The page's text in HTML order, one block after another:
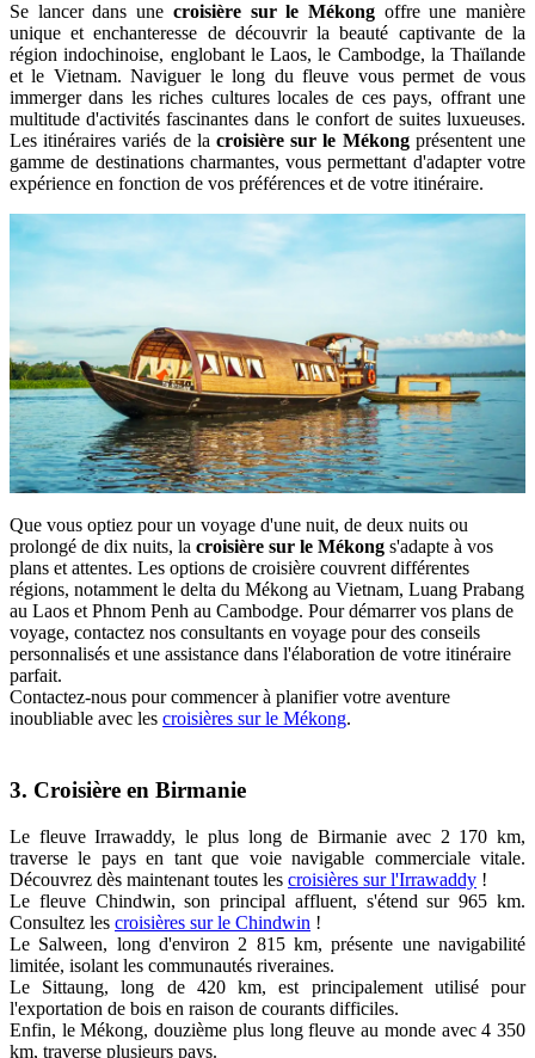
Se lancer dans une croisière sur le Mékongoffre une manière
unique et enchanteresse de découvrir la beauté captivante de la
région indochinoise, englobant le Laos, le Cambodge, la Thaïlande
et le Vietnam. Naviguer le long du fleuve vous permet de vous
immerger dans les riches cultures locales de ces pays, offrant une
multitude d'activités fascinantes dans le confort de suites luxueuses.
Les itinéraires variés de la croisière sur le Mékongprésentent une
gamme de destinations charmantes, vous permettant d'adapter votre
expérience en fonction de vos préférences et de votre itinéraire.
Que vous optiez pour un voyage d'une nuit, de deux nuits ou
prolongé de dix nuits, la croisière sur le Mékong s'adapte à vos
plans et attentes. Les options de croisière couvrent différentes
régions, notamment le delta du Mékong au Vietnam, Luang Prabang
au Laos et Phnom Penh au Cambodge. Pour démarrer vos plans de
voyage, contactez nos consultants en voyage pour des conseils
personnalisés et une assistance dans l'élaboration de votre itinéraire
parfait.
Contactez-nous pour commencer à planifier votre aventure
inoubliable avec les croisières sur le Mékong.
3. Croisière en Birmanie
Le fleuve Irrawaddy, le plus long de Birmanie avec 2 170 km,
traverse le pays en tant que voie navigable commerciale vitale.
Découvrez dès maintenant toutes les croisières sur l'Irrawaddy !
Le fleuve Chindwin, son principal affluent, s'étend sur 965 km.
Consultez les croisières sur le Chindwin !
Le Salween, long d'environ 2 815 km, présente une navigabilité
limitée, isolant les communautés riveraines.
Le Sittaung, long de 420 km, est principalement utilisé pour
l'exportation de bois en raison de courants difficiles.
Enfin, le Mékong, douzième plus long fleuve au monde avec 4 350
km, traverse plusieurs pays.